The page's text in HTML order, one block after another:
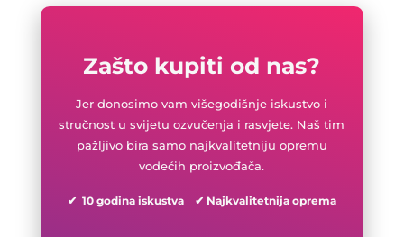
Zašto kupiti od nas?
Jer donosimo vam višegodišnje iskustvo i
stručnost u svijetu ozvučenja i rasvjete. Naš tim
pažljivo bira samo najkvalitetniju opremu
vodećih proizvođača.
✔ 10 godina iskustva ✔ Najkvalitetnija oprema